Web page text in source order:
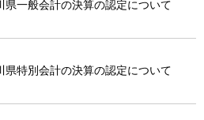
県一般会計の決算の認定について
県特別会計の決算の認定について